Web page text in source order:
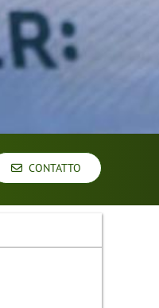
CONTATTO